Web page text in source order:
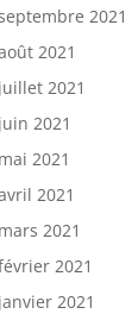
2021
2021
juillet 2021
juin 2021
mai 2021
2021
mars 2021
2021
janvier 2021